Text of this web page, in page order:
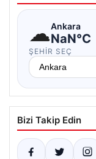
☁Ankara
NaN°C
ŞEHIR SEÇ
Bizi Takip Edin